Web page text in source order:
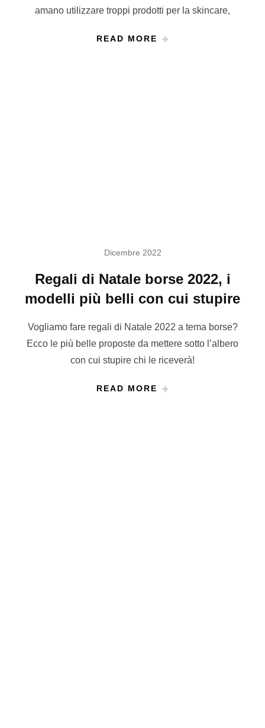
amano utilizzare troppi prodotti per la skincare,
READ MORE
Dicembre 2022
Regali di Natale borse 2022, i
modelli più belli con cui stupire
Vogliamo fare regali di Natale 2022 a tema borse?
Ecco le più belle proposte da mettere sotto l’albero
con cui stupire chi le riceverà!
READ MORE